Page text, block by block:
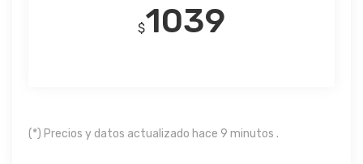
$1039
(*) Precios y datos actualizado hace 9 minutos .